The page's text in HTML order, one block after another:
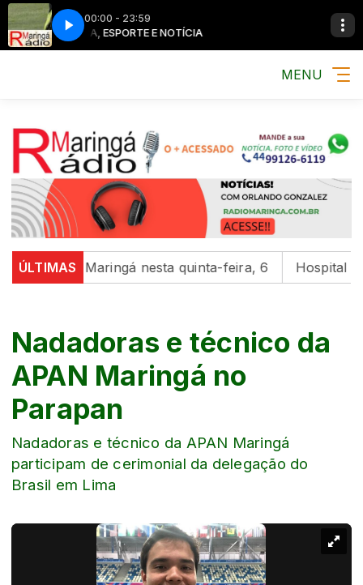
00:00 - 23:59
MÚSICA, ESPORTE E NOTÍCIA
MENU
ÚLTIMAS
de Maringá nesta quinta-feira, 6 Hospital da
Nadadoras e técnico da
APAN Maringá no
Parapan
Nadadoras e técnico da APAN Maringá
participam de cerimonial da delegação do
Brasil em Lima